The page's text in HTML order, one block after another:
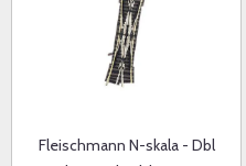
Fleischmann N-skala - Dbl